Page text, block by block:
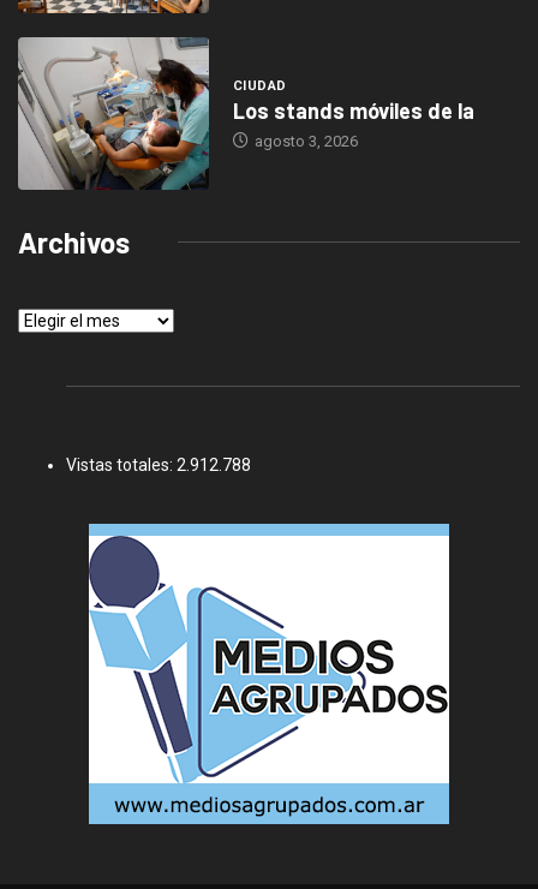
CIUDAD
Los stands móviles de la
agosto 3, 2026
Archivos
Archivos
Vistas totales: 2.912.788